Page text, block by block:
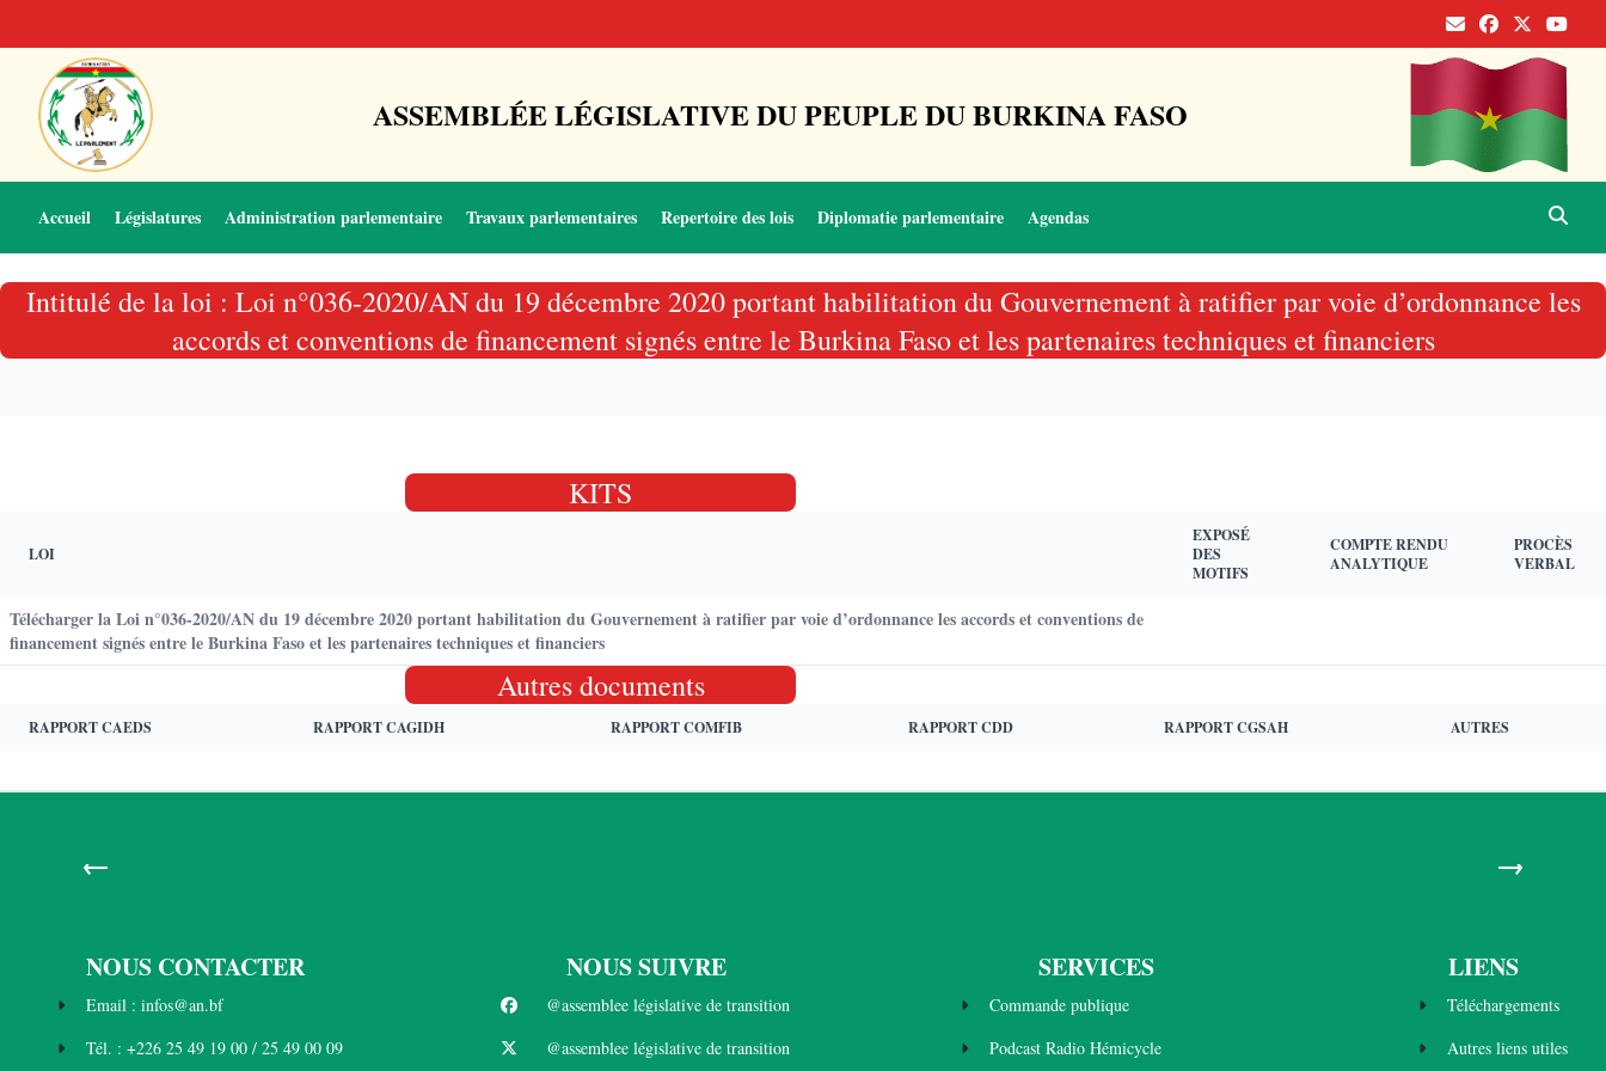
ASSEMBLÉE LÉGISLATIVE DU PEUPLE DU BURKINA FASO
Accueil Législatures Administration parlementaire Travaux parlementaires Repertoire des lois Diplomatie parlementaire Agendas
Intitulé de la loi : Loi n°036-2020/AN du 19 décembre 2020 portant habilitation du Gouvernement à ratifier par voie d’ordonnance les
accords et conventions de financement signés entre le Burkina Faso et les partenaires techniques et financiers
KITS
LOI
EXPOSÉ
DES
MOTIFS
COMPTE RENDU
ANALYTIQUE
PROCÈS
VERBAL
Télécharger la Loi n°036-2020/AN du 19 décembre 2020 portant habilitation du Gouvernement à ratifier par voie d’ordonnance les accords et conventions de
financement signés entre le Burkina Faso et les partenaires techniques et financiers
Autres documents
RAPPORT CAEDS RAPPORT CAGIDH RAPPORT COMFIB RAPPORT CDD RAPPORT CGSAH AUTRES
← →
NOUS CONTACTER
Email : infos@an.bf
Tél. : +226 25 49 19 00 / 25 49 00 09
NOUS SUIVRE
@assemblee législative de transition
@assemblee législative de transition
SERVICES
Commande publique
Podcast Radio Hémicycle
LIENS
Téléchargements
Autres liens utiles